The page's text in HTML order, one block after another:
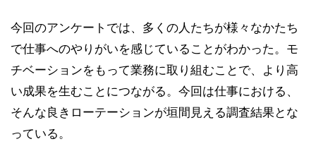
今回のアンケートでは、多くの人たちが様々なかたち
で仕事へのやりがいを感じていることがわかった。モ
チベーションをもって業務に取り組むことで、より高
い成果を生むことにつながる。今回は仕事における、
そんな良きローテーションが垣間見える調査結果とな
っている。